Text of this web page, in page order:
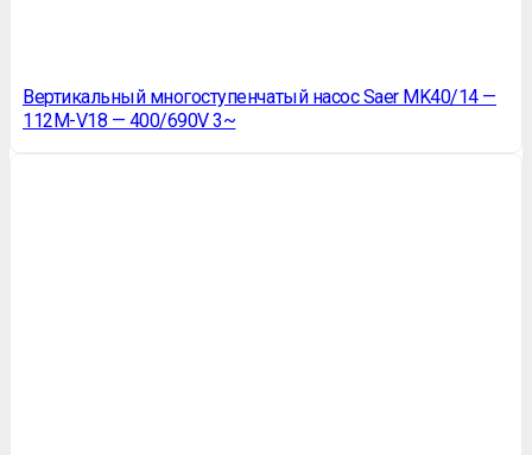
Вертикальный многоступенчатый насос Saer MK40/14 —
112M-V18 — 400/690V 3~